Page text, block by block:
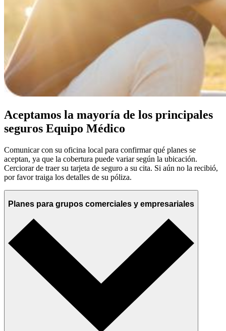
Aceptamos la mayoría de los principales
seguros Equipo Médico
Comunicar con su oficina local para confirmar qué planes se
aceptan, ya que la cobertura puede variar según la ubicación.
Cerciorar de traer su tarjeta de seguro a su cita. Si aún no la recibió,
por favor traiga los detalles de su póliza.
Planes para grupos comerciales y empresariales